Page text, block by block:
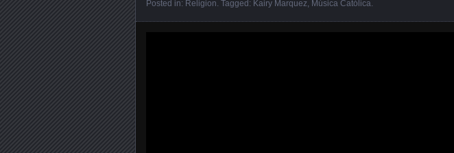
Posted in: Religion . Tagged: Kairy Marquez Música Católica